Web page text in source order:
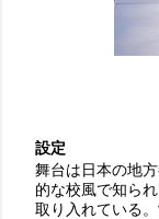
設定
舞台は日本の地
的な校風で知ら
取り入れている